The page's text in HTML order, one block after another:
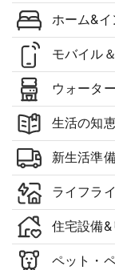
ホーム&
モバイル
ウォータ
生活の知
新生活準
ライフラ
住宅設備&
ペット・